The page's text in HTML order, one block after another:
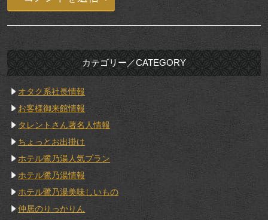
カテゴリー／CATEGORY
オタク系社長情報
お客様御来館情報
タレントさん著名人情報
ちょっとお出掛け
ホテル鷺乃湯人気プラン
ホテル鷺乃湯情報
ホテル鷺乃湯美味しいもの
仲居のりっかりん